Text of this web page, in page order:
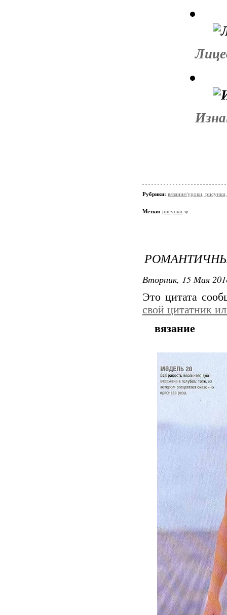
Рубрики: вязание/уроки,
Метки: рисунки
Вторник, 15 Мая
Это цитата
свой цитатник
вязание